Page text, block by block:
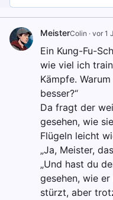
MeisterColin · vor 1
Ein Kung-Fu-
wie viel ich
Kämpfe.
besser?“
Da fragt der
gesehen, wie
Flügeln leicht
„Ja, Meister,
„Und hast du
gesehen, wie
stürzt, aber